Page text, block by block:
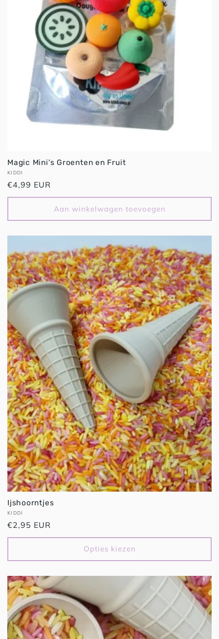
Magic Mini's Groenten en Fruit
Verkoper:
KIDDI
Normale
prijs
€4,99 EUR
Aan winkelwagen toevoegen
Ijshoorntjes
Verkoper:
KIDDI
Normale
prijs
€2,95 EUR
Opties kiezen